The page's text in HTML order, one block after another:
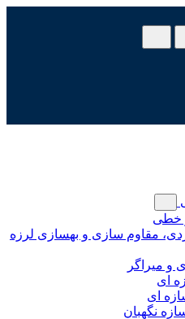
خطی
مقاوم سازی و بهسازی لرزه
و میراگر
ای
ای
نگهبان